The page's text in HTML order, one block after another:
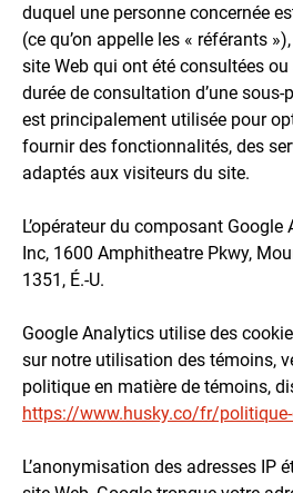
duquel une personne concernée
(ce qu’on appelle les « référants
site Web qui ont été consultées
durée de consultation d’une sous-
est principalement utilisée pour
fournir des fonctionnalités, des
adaptés aux visiteurs du site.
L’opérateur du composant
Inc, 1600 Amphitheatre Pkwy,
1351, É.-U.
Google Analytics utilise des
sur notre utilisation des témoins,
politique en matière de témoins,
https://www.husky.co/fr/
L’anonymisation des adresses IP